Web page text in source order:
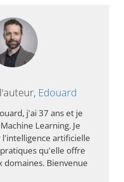
Edouard
j'ai 37 ans et je
Learning. Je
l'intelligence artificielle
qu'elle offre
domaines. Bienvenue